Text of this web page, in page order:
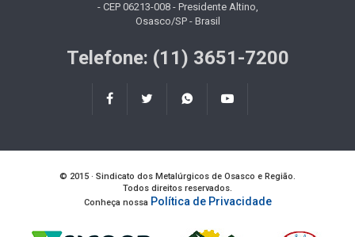
- CEP 06213-008 - Presidente Altino,
Osasco/SP - Brasil
Telefone: (11) 3651-7200
© 2015 · Sindicato dos Metalúrgicos de Osasco e Região.
Todos direitos reservados.
Conheça nossa Política de Privacidade